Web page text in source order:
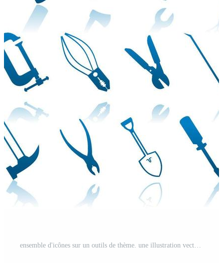
ensemble d'icônes sur un outils de thème. une illustration vectorielle Vecteur Pro et SVG Pro